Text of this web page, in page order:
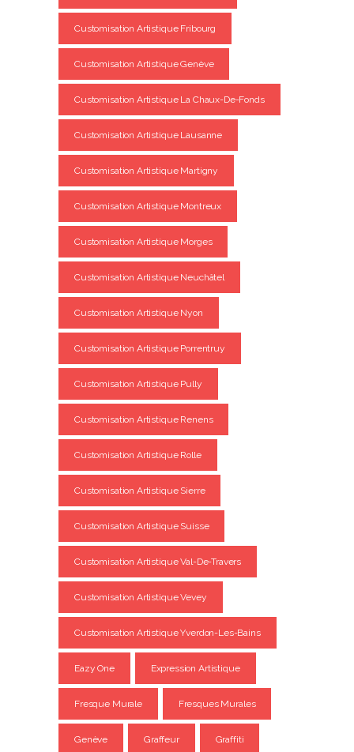
Customisation Artistique Fribourg
Customisation Artistique Genève
Customisation Artistique La Chaux-De-Fonds
Customisation Artistique Lausanne
Customisation Artistique Martigny
Customisation Artistique Montreux
Customisation Artistique Morges
Customisation Artistique Neuchâtel
Customisation Artistique Nyon
Customisation Artistique Porrentruy
Customisation Artistique Pully
Customisation Artistique Renens
Customisation Artistique Rolle
Customisation Artistique Sierre
Customisation Artistique Suisse
Customisation Artistique Val-De-Travers
Customisation Artistique Vevey
Customisation Artistique Yverdon-Les-Bains
Eazy One Expression Artistique
Fresque Murale Fresques Murales
Genève Graffeur Graffiti